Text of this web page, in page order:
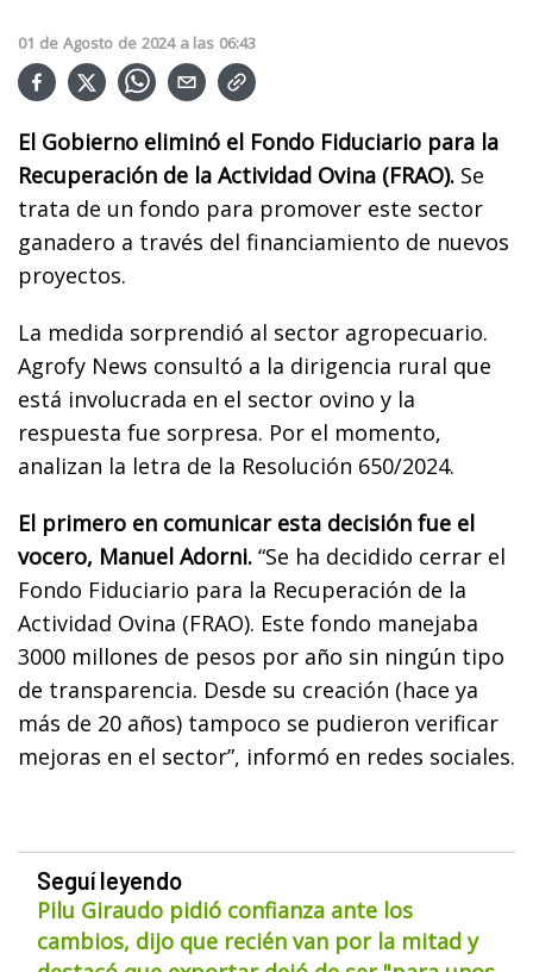
01 de Agosto de 2024 a las 06:43
El Gobierno eliminó el Fondo Fiduciario para la
Recuperación de la Actividad Ovina (FRAO). Se
trata de un fondo para promover este sector
ganadero a través del financiamiento de nuevos
proyectos.
La medida sorprendió al sector agropecuario.
Agrofy News consultó a la dirigencia rural que
está involucrada en el sector ovino y la
respuesta fue sorpresa. Por el momento,
analizan la letra de la Resolución 650/2024.
El primero en comunicar esta decisión fue el
vocero, Manuel Adorni. “Se ha decidido cerrar el
Fondo Fiduciario para la Recuperación de la
Actividad Ovina (FRAO). Este fondo manejaba
3000 millones de pesos por año sin ningún tipo
de transparencia. Desde su creación (hace ya
más de 20 años) tampoco se pudieron verificar
mejoras en el sector”, informó en redes sociales.
Seguí leyendo
Pilu Giraudo pidió confianza ante los
cambios, dijo que recién van por la mitad y